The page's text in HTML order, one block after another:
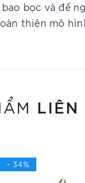
bọc và đế
thiện mô
LIÊN
- 34%